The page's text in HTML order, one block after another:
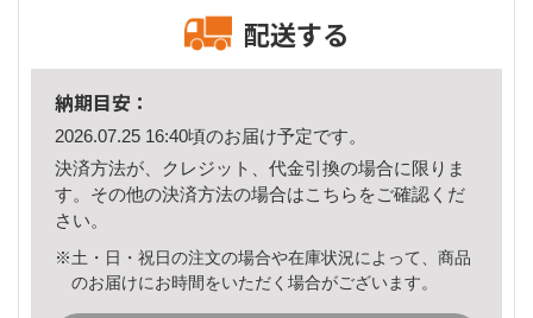
配送する
納期目安：
2026.07.25 16:40頃のお届け予定です。
決済方法が、クレジット、代金引換の場合に限りま
す。その他の決済方法の場合はこちら をご確認くだ
さい。
※土・日・祝日の注文の場合や在庫状況によって、商品
のお届けにお時間をいただく場合がございます。